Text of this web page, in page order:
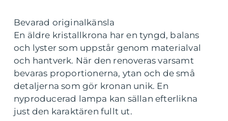
Bevarad originalkänsla
En äldre kristallkrona har en tyngd, balans
och lyster som uppstår genom materialval
och hantverk. När den renoveras varsamt
bevaras proportionerna, ytan och de små
detaljerna som gör kronan unik. En
nyproducerad lampa kan sällan efterlikna
just den karaktären fullt ut.